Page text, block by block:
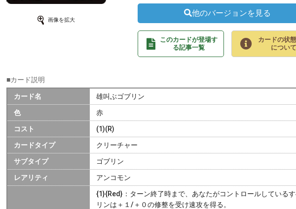
画像を拡大
他のバージョンを見る
このカードが登場す
る記事一覧
カードの状
について
■カード説明
カード名 雄叫ぶゴブリン
色 赤
コスト (1)(R)
カードタイプ クリーチャー
サブタイプ ゴブリン
レアリティ アンコモン
{1}{Red}：ターン終了時まで、あなたがコントロールしている
リンは＋１/＋０の修整を受け速攻を得る。